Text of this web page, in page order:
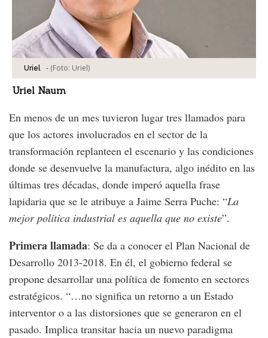
Uriel - (Foto: Uriel)
Uriel Naum
En menos de un mes tuvieron lugar tres llamados para
que los actores involucrados en el sector de la
transformación replanteen el escenario y las condiciones
donde se desenvuelve la manufactura, algo inédito en las
últimas tres décadas, donde imperó aquella frase
lapidaria que se le atribuye a Jaime Serra Puche: “La
mejor política industrial es aquella que no existe”.
Primera llamada: Se da a conocer el Plan Nacional de
Desarrollo 2013-2018. En él, el gobierno federal se
propone desarrollar una política de fomento en sectores
estratégicos. “…no significa un retorno a un Estado
interventor o a las distorsiones que se generaron en el
pasado. Implica transitar hacia un nuevo paradigma